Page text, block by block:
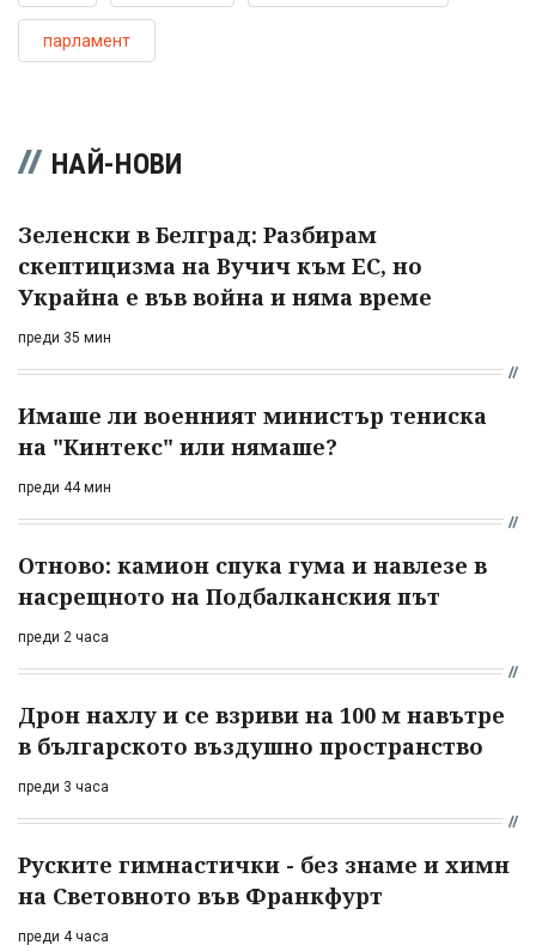
парламент
НАЙ-НОВИ
Зеленски в Белград: Разбирам
скептицизма на Вучич към ЕС, но
Украйна е във война и няма време
преди 35 мин
Имаше ли военният министър тениска
на "Кинтекс" или нямаше?
преди 44 мин
Отново: камион спука гума и навлезе в
насрещното на Подбалканския път
преди 2 часа
Дрон нахлу и се взриви на 100 м навътре
в българското въздушно пространство
преди 3 часа
Руските гимнастички - без знаме и химн
на Световното във Франкфурт
преди 4 часа